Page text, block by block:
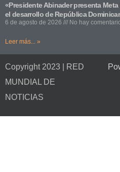
«Presidente Abinader presenta
el desarrollo de República
6 de agosto de 2026 No hay
Leer más... »
Copyright 2023 | RED
MUNDIAL DE
NOTICIAS